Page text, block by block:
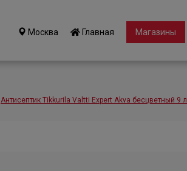
Москва Главная Магазины
Антисептик Tikkurila Valtti Expert Akva бесцветный 9 л